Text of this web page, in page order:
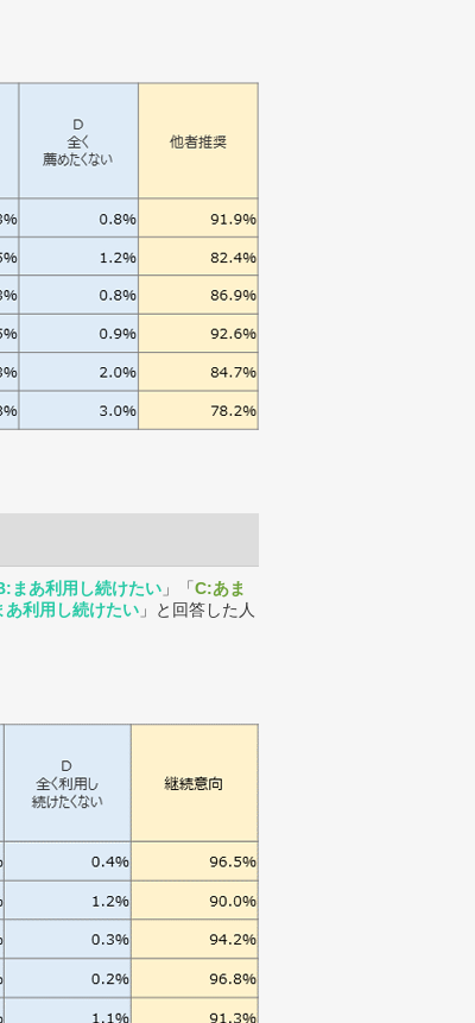
まあ利用し続けたい 」「C:あま
あ利用し続けたい 」と回答した人